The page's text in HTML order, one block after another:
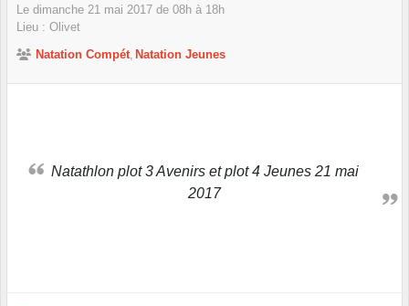
Le dimanche 21 mai 2017 de 08h à 18h
Lieu : Olivet
Natation Compét Natation Jeunes
Natathlon plot 3 Avenirs et plot 4 Jeunes 21 mai
2017